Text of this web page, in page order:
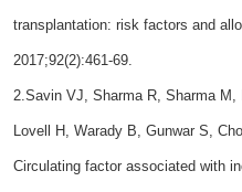
transplantation: risk factors and
2017;92(2):461-69.
2.Savin VJ, Sharma R, Sharma
Lovell H, Warady B, Gunwar S,
Circulating factor associated with